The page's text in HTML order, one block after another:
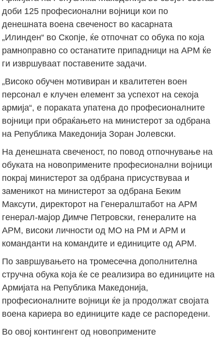
доби 125 професионални војници кои по
денешната воена свеченост во касарната
„Илинден“ во Скопје, ќе отпочнат со обука по која
рамноправно со останатите припадници на АРМ ќе
ги извршуваат поставените задачи.
„Високо обучен мотивиран и квалитетен воен
персонал е клучен елемент за успехот на секоја
армија“, е пораката упатена до професионалните
војници при обраќањето на министерот за одбрана
на Република Македонија Зоран Јолевски.
На денешната свеченост, по повод отпочнување на
обуката на новопримените професионални војници
покрај министерот за одбрана присуствуваа и
заменикот на министерот за одбрана Беким
Максути, директорот на Генералштабот на АРМ
генерал-мајор Димче Петровски, генералите на
АРМ, високи личности од МО на РМ и АРМ и
команданти на командите и единиците од АРМ.
По завршувањето на тромесечна дополнителна
стручна обука која ќе се реализира во единиците на
Армијата на Република Македонија,
професионалните војници ќе ја продолжат својата
воена кариера во единиците каде се распоредени.
Во овој контингент од новопримените